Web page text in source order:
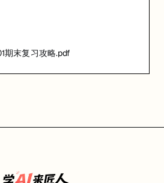
期末复习攻略.pdf